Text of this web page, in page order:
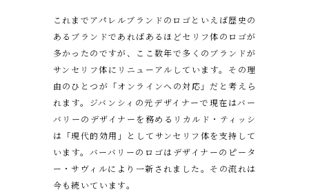
これまでアパレルブランドのロゴといえば歴史の
あるブランドであればあるほどセリフ体のロゴが
多かったのですが、ここ数年で多くのブランドが
サンセリフ体にリニューアルしています。その理
由のひとつが「オンラインへの対応」だと考えら
れます。ジバンシィの元デザイナーで現在はバー
バリーのデザイナーを務めるリカルド・ティッシ
は「現代的効用」としてサンセリフ体を支持して
います。バーバリーのロゴはデザイナーのピータ
ー・サヴィルにより一新されました。その流れは
今も続いています。